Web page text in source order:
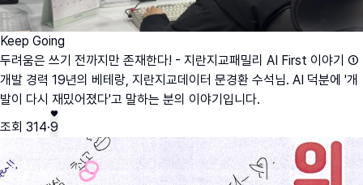
Keep Going
두려움은 쓰기 전까지만 존재한다! - 지란지교패밀리 AI First 이야기 ①
개발 경력 19년의 베테랑, 지란지교데이터 문경환 수석님. AI 덕분에 '개
발이 다시 재밌어졌다'고 말하는 분의 이야기입니다.
조회 314·9